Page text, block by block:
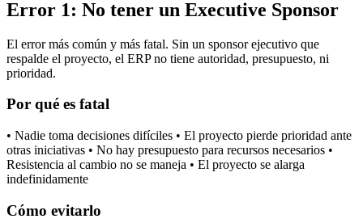
Error 1: No tener un Executive Sponsor
El error más común y más fatal. Sin un sponsor ejecutivo que
respalde el proyecto, el ERP no tiene autoridad, presupuesto, ni
prioridad.
Por qué es fatal
• Nadie toma decisiones difíciles • El proyecto pierde prioridad ante
otras iniciativas • No hay presupuesto para recursos necesarios •
Resistencia al cambio no se maneja • El proyecto se alarga
indefinidamente
Cómo evitarlo